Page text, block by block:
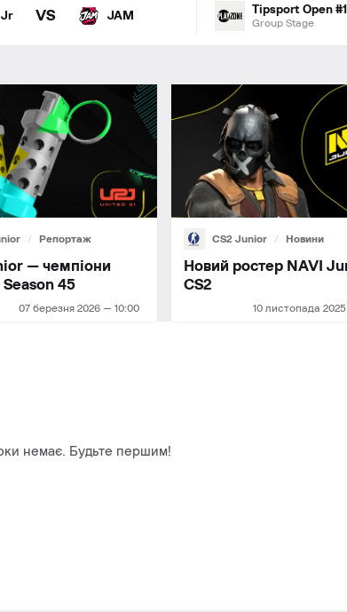
Jr VS JAM Tipsport Open #1
Group Stage
Репортаж
07 березня 2026 — 10:00
— чемпіони
45
CS2 Junior Новини
10 листопада
Новий ростер NAVI
СS2
немає. Будьте першим!